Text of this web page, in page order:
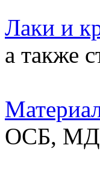
Лаки и
а также
ОСБ,